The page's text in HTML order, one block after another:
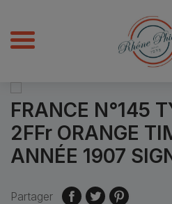
FRANCE N°145
2FFr ORANGE
ANNÉE 1907
Partager